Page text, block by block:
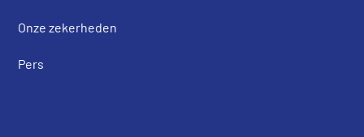
Onze zekerheden
Pers